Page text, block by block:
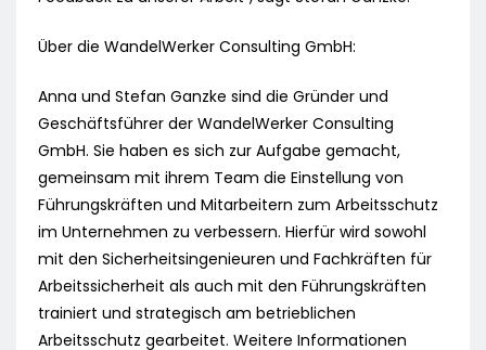
Über die WandelWerker Consulting GmbH:
Anna und Stefan Ganzke sind die Gründer und
Geschäftsführer der WandelWerker Consulting
GmbH. Sie haben es sich zur Aufgabe gemacht,
gemeinsam mit ihrem Team die Einstellung von
Führungskräften und Mitarbeitern zum Arbeitsschutz
im Unternehmen zu verbessern. Hierfür wird sowohl
mit den Sicherheitsingenieuren und Fachkräften für
Arbeitssicherheit als auch mit den Führungskräften
trainiert und strategisch am betrieblichen
Arbeitsschutz gearbeitet. Weitere Informationen